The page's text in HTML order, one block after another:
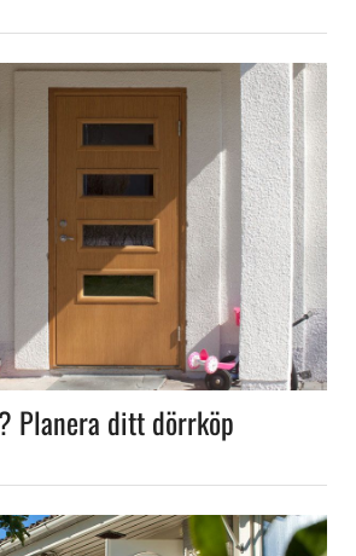
Planera ditt dörrköp